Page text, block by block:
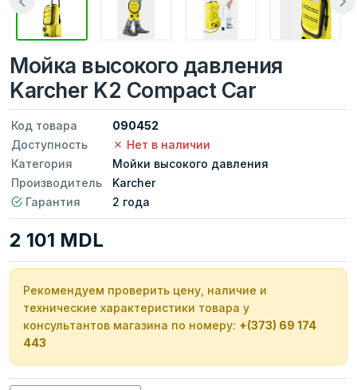
Мойка высокого давления
Karcher K2 Compact Car
Код товара
090452
Доступность
Нет в наличии
Категория
Мойки высокого давления
Производитель
Karcher
Гарантия
2 года
2 101 MDL
Рекомендуем проверить цену, наличие и
технические характеристики товара у
консультантов магазина по номеру: +(373) 69 174
443